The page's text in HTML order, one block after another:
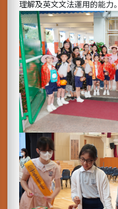
理解及英文文法運用的能力。